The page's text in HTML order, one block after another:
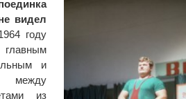
видел
году
главным
и
между
из